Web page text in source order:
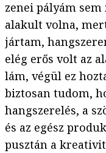
zenei pályám
alakult volna,
jártam,
elég erős volt az
lám, végül ez
biztosan tudom,
hangszerelés, a
és az egész
pusztán a